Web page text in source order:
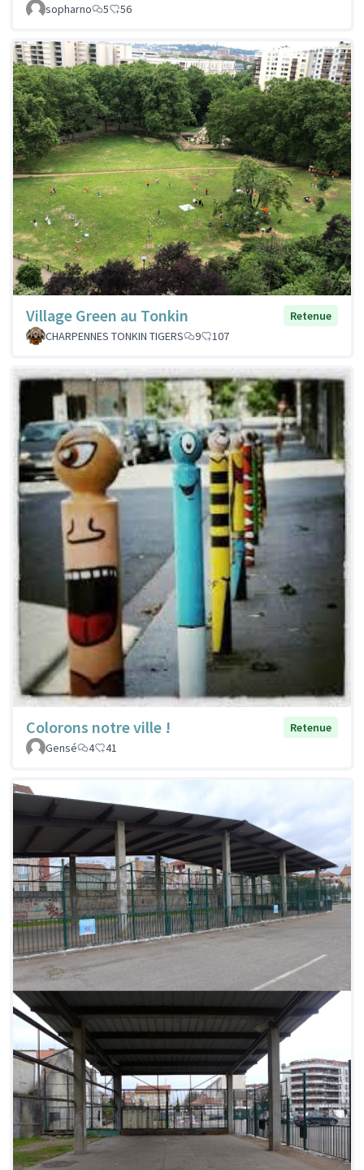
sopharno 5 56
Village Green au Tonkin
Retenue
CHARPENNES TONKIN TIGERS
9 107
Colorons notre ville !
Retenue
Gensé
4 41